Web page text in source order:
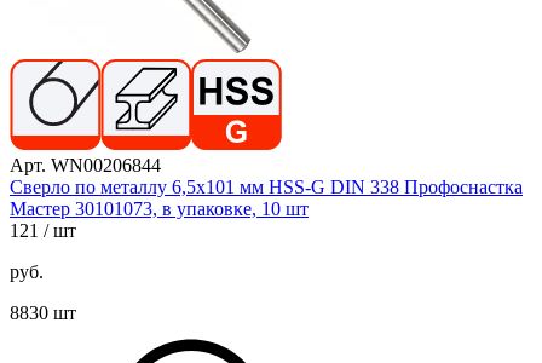
Арт. WN00206844
Сверло по металлу 6,5х101 мм HSS-G DIN 338 Профоснастка
Мастер 30101073, в упаковке, 10 шт
121 / шт
руб.
8830 шт